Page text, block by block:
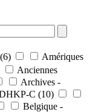
(6)
Amériques
Anciennes
Archives -
C (10)
Belgique -